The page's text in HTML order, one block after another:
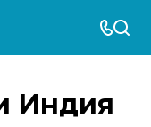
Индия